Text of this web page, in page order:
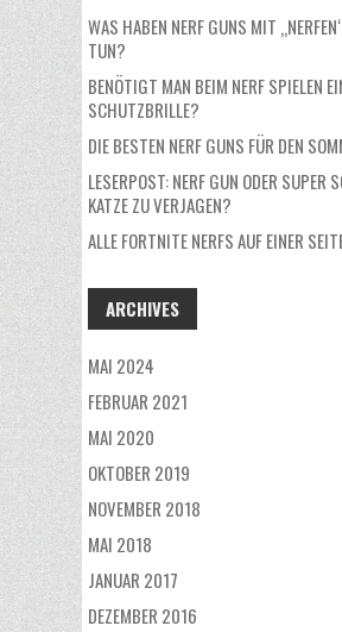
WAS HABEN NERF GUNS MIT
TUN?
BENÖTIGT MAN BEIM NERF SPIELEN
SCHUTZBRILLE?
DIE BESTEN NERF GUNS FÜR DEN
LESERPOST: NERF GUN ODER SUPER
KATZE ZU VERJAGEN?
ALLE FORTNITE NERFS AUF EINER
ARCHIVES
MAI 2024
FEBRUAR 2021
MAI 2020
OKTOBER 2019
NOVEMBER 2018
MAI 2018
JANUAR 2017
DEZEMBER 2016